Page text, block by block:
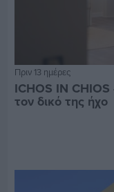
Πριν 13 ημέρες
ICHOS IN
τον δικό της ήχο